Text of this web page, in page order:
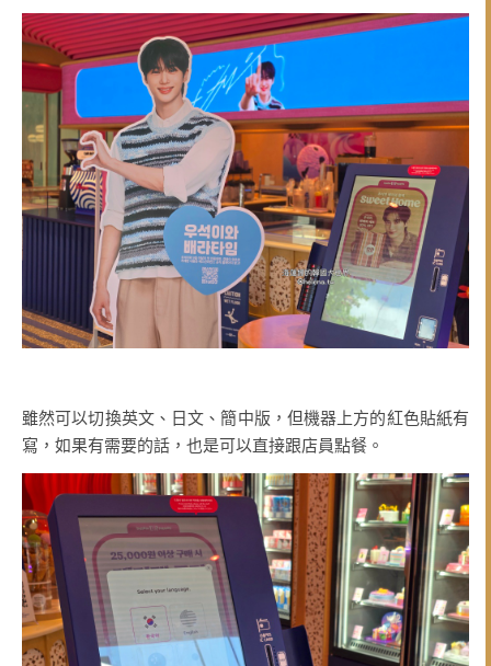
雖然可以切換英文、日文、簡中版，但機器上方的紅色貼紙有
寫，如果有需要的話，也是可以直接跟店員點餐。